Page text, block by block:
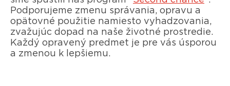
Podporujeme zmenu správania, opravu a
opätovné použitie namiesto vyhadzovania,
zvažujúc dopad na naše životné prostredie.
Každý opravený predmet je pre vás úsporou
a zmenou k lepšiemu.